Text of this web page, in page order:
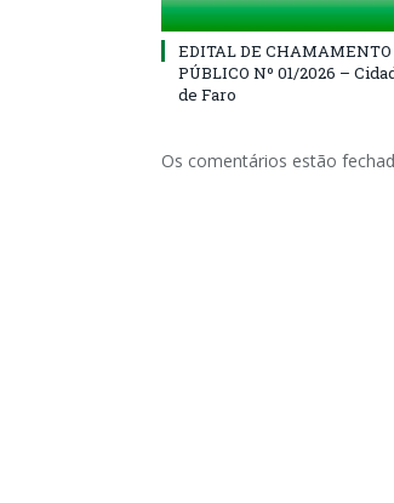
EDITAL DE CHAMAMENTO
PÚBLICO Nº 01/2026 –
de Faro
Os comentários estão